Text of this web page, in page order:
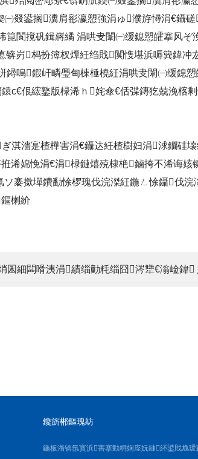
叕鍙搁瀵肩彮瀛愬強涓ゅ濮斿憳涓€鑷
閬撹矾鍓嶈繘 涓哄叏闈㈠缓鎴愬皬搴风ぞ
岃杩扮簿杈燂紝绉戝闃愯堪浜嗕簨鍏冲
嗚鍜屽疄璺甸棶棰橈紝涓哄叏闈㈠缓鎴
с€佷綋鐜版椂浠ｈ姹傘€佸弽鏄犵兢浼楁
淇濇寔楂樺害涓€鑷达紝楂樹妇涓浗鐗硅
浠婂悗涓€涓椂鏈熺殑棣栬鏀挎不浠诲姟
褰撳墠鐨勫悇椤瑰伐浣滐紝鍦ㄥ悇鑷伐浣
楋紒
囷細闆嗗洟涓績缁勭粍缁囧涔犫€滃崄鍏
鑱旂郴鏂瑰紡
鍦板潃锛氬寳浜害搴勭粡娴庢妧鏈紑鍙戝尯瑗